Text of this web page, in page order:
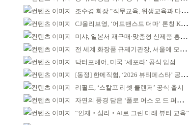
조수경 회장 “직무교육, 위생교육과 다르다”
CJ올리브영, ‘어드밴스드 더마’ 론칭 K더마 육성 박차
미샤, 일본서 재구매·맞춤형 신제품 흥행 ‘쌍끌이’
전 세계 화장품 규제기관장, 서울에 모인다
닥터포헤어, 미국 ‘세포라’ 공식 입점
[동정] 한메직협, ‘2026 뷰티페스타’ 공동 주최
리필드, ‘스칼프 리셋 클렌저’ 공식 출시
자연의 풍경 담은 ‘폴로 어스 오 드 퍼퓸’ 4종 출시
“인재‧심리‧AI로 그린 미래 뷰티 교육”